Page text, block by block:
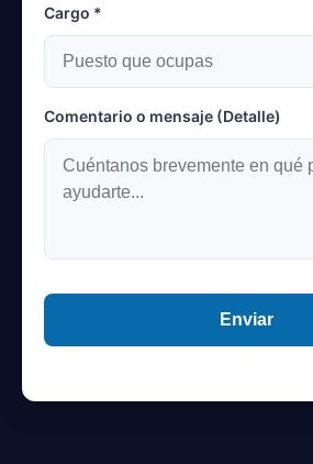
Cargo *
Comentario o mensaje (Detalle)